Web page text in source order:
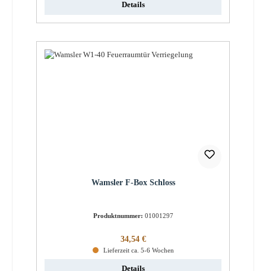
Details
Wamsler F-Box Schloss
Produktnummer: 01001297
Regulärer Preis:
34,54 €
Lieferzeit ca. 5-6 Wochen
Details